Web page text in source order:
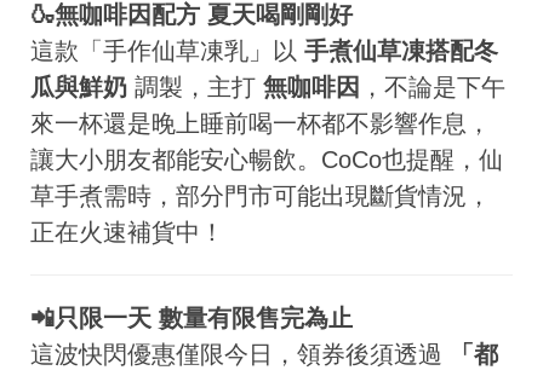
🍶無咖啡因配方 夏天喝剛剛好
這款「手作仙草凍乳」以 手煮仙草凍搭配冬
瓜與鮮奶 調製，主打 無咖啡因 ，不論是下午
來一杯還是晚上睡前喝一杯都不影響作息，
讓大小朋友都能安心暢飲。CoCo也提醒，仙
草手煮需時，部分門市可能出現斷貨情況，
正在火速補貨中！
📲只限一天 數量有限售完為止
這波快閃優惠僅限今日，領券後須透過
「都